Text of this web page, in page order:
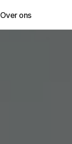
Over ons